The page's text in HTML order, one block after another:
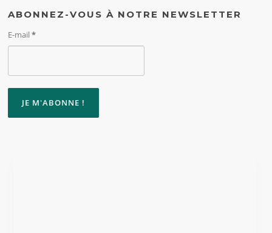
ABONNEZ-VOUS À NOTRE NEWSLETTER
E-mail*